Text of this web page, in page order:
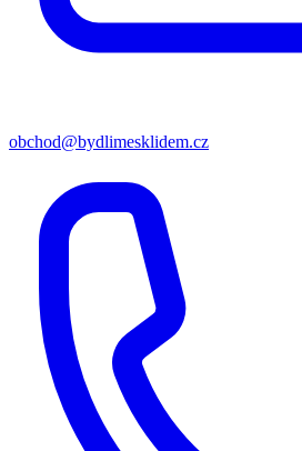
obchod@bydlimesklidem.cz